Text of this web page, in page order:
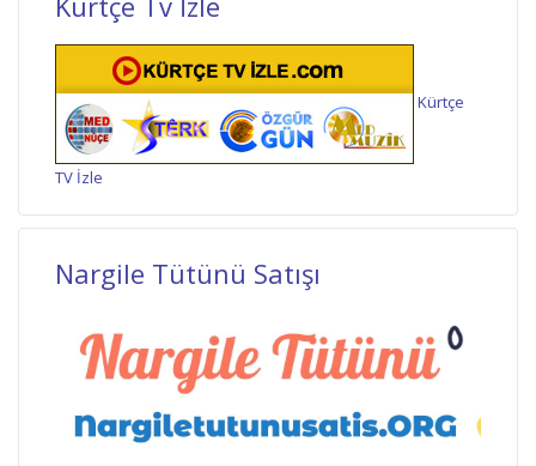
Kürtçe
TV İzle
Nargile Tütünü Satışı